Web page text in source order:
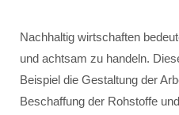
Nachhaltig wirtschaften
und achtsam zu handeln.
Beispiel die Gestaltung der
Beschaffung der Rohstoffe